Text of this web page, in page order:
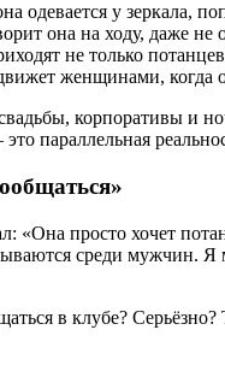
одевается у зеркала,
она на ходу, даже
не только
женщинами, когда
корпоративы и
параллельная
просто хочет
среди мужчин.
в клубе?